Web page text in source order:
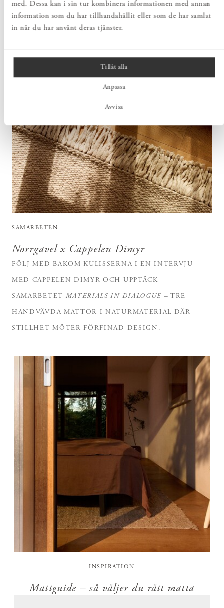
med. Dessa kan i sin tur kombinera informationen med annan
information som du har tillhandahållit eller som de har samlat
in när du har använt deras tjänster.
Tillåt alla
Anpassa
Avvisa
SAMARBETEN
Norrgavel x Cappelen Dimyr
FÖLJ MED BAKOM KULISSERNA I EN INTERVJU
MED CAPPELEN DIMYR OCH UPPTÄCK
SAMARBETET MATERIALS IN DIALOGUE – TRE
HANDVÄVDA MATTOR I NATURMATERIAL DÄR
STILLHET MÖTER FÖRFINAD DESIGN.
INSPIRATION
Mattguide – så väljer du rätt matta